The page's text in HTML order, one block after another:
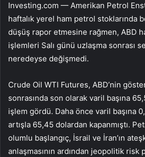
Investing.com — Amerikan Petrol
haftalık yerel ham petrol stoklarında
düşüş rapor etmesine rağmen, ABD
işlemleri Salı günü uzlaşma sonrası
neredeyse değişmedi.
Crude Oil WTI Futures, ABD’nin
sonrasında son olarak varil başına
işlem gördü. Daha önce varil başına
artışla 65,45 dolardan kapanmıştı.
olumlu başlangıç, İsrail ve İran’ın
anlaşmasının ardından jeopolitik